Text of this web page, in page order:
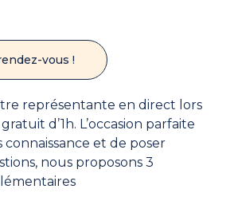
vous !
représentante en direct lors
d’1h. L’occasion parfaite
connaissance et de poser
nous proposons 3